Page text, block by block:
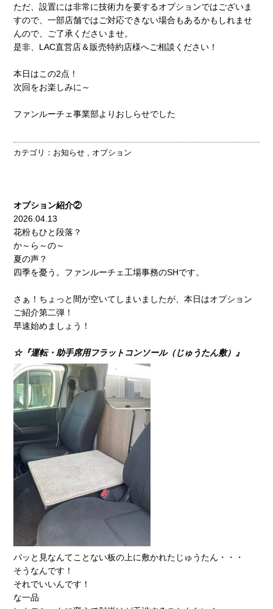
ただ、設置には非常に技術力を要するオプションではございま
すので、一部店舗ではご対応できない場合もあるかもしれませ
んので、ご了承くださいませ。
是非、LAC直営店＆販売特約店様へご相談ください！
本日はこの2点！
次回をお楽しみに～
ファンルーチェ事業部よりおしらせでした
カテゴリ： お知らせ オプション
オプション紹介②
2026.04.13
花粉もひと段落？
か～ら～の～
夏の声？
四季を憂う。ファンルーチェ工場事務のSHです。
さぁ！ちょっと間が空いてしまいましたが、本日はオプション
ご紹介第二弾！
早速始めましょう！
☆『運転・助手席用フラットコンソール（じゅうたん敷）』
パッと見なんてことない板の上に敷かれたじゅうたん・・・
そうなんです！
それでいいんです！
な一品